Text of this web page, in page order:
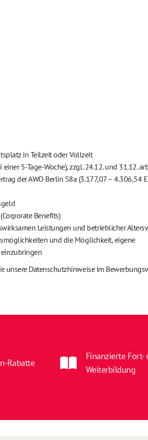
in Teilzeit oder Vollzeit
einer 5-Tage-Woche), zzgl. 24.12. und 31.12.
der AWO Berlin S8a (3.177,07 – 4.306,54
Benefits)
Leistungen und betrieblicher
und die Möglichkeit, eigene
unsere Datenschutzhinweise im
Rabatte
Finanzierte Fort-
Weiterbildung